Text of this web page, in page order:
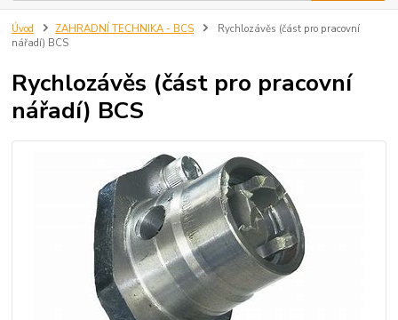
Úvod ZAHRADNÍ TECHNIKA - BCS
Rychlozávěs (část pro pracovní
nářadí) BCS
Rychlozávěs (část pro pracovní
nářadí) BCS